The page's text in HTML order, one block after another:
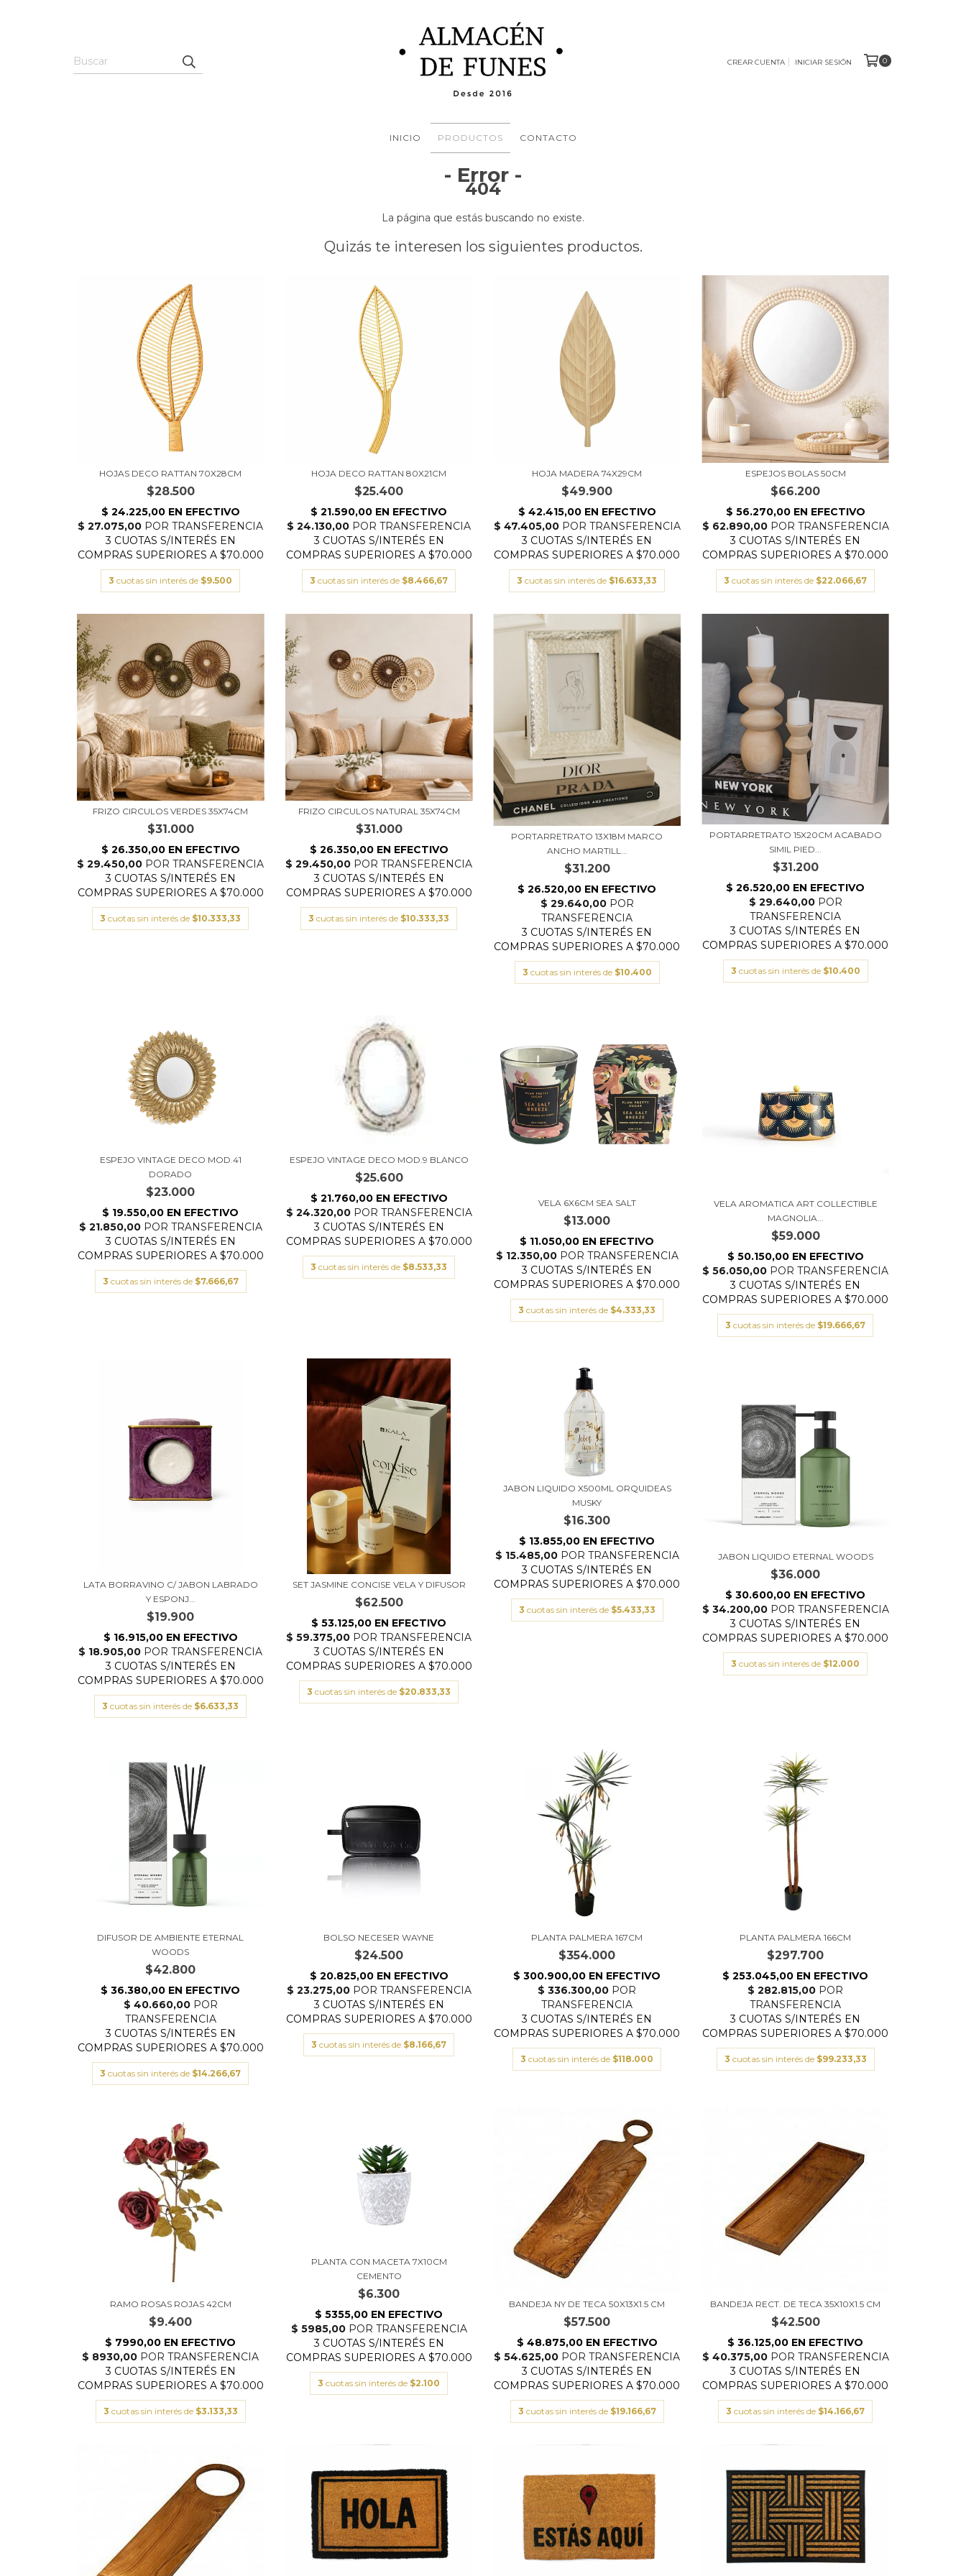
CREAR CUENTA INICIAR SESIÓN 0
INICIO PRODUCTOS CONTACTO
- Error -
404
La página que estás buscando no existe.
Quizás te interesen los siguientes productos.
HOJAS DECO RATTAN 70X28CM
$28.500
3 cuotas sin interés de $9.500
HOJA DECO RATTAN 80X21CM
$25.400
3 cuotas sin interés de $8.466,67
HOJA MADERA 74X29CM
$49.900
3 cuotas sin interés de $16.633,33
ESPEJOS BOLAS 50CM
$66.200
3 cuotas sin interés de $22.066,67
FRIZO CIRCULOS VERDES 35X74CM
$31.000
3 cuotas sin interés de $10.333,33
FRIZO CIRCULOS NATURAL 35X74CM
$31.000
3 cuotas sin interés de $10.333,33
PORTARRETRATO 13X18M MARCO
ANCHO MARTILL...
$31.200
3 cuotas sin interés de $10.400
PORTARRETRATO 15X20CM ACABADO
SIMIL PIED...
$31.200
3 cuotas sin interés de $10.400
ESPEJO VINTAGE DECO MOD.41
DORADO
$23.000
3 cuotas sin interés de $7.666,67
ESPEJO VINTAGE DECO MOD.9 BLANCO
$25.600
3 cuotas sin interés de $8.533,33
VELA 6X6CM SEA SALT
$13.000
3 cuotas sin interés de $4.333,33
VELA AROMATICA ART COLLECTIBLE
MAGNOLIA...
$59.000
3 cuotas sin interés de $19.666,67
LATA BORRAVINO C/ JABON LABRADO
Y ESPONJ...
$19.900
3 cuotas sin interés de $6.633,33
SET JASMINE CONCISE VELA Y DIFUSOR
$62.500
3 cuotas sin interés de $20.833,33
JABON LIQUIDO X500ML ORQUIDEAS
MUSKY
$16.300
3 cuotas sin interés de $5.433,33
JABON LIQUIDO ETERNAL WOODS
$36.000
3 cuotas sin interés de $12.000
DIFUSOR DE AMBIENTE ETERNAL
WOODS
$42.800
3 cuotas sin interés de $14.266,67
BOLSO NECESER WAYNE
$24.500
3 cuotas sin interés de $8.166,67
PLANTA PALMERA 167CM
$354.000
3 cuotas sin interés de $118.000
PLANTA PALMERA 166CM
$297.700
3 cuotas sin interés de $99.233,33
RAMO ROSAS ROJAS 42CM
$9.400
3 cuotas sin interés de $3.133,33
PLANTA CON MACETA 7X10CM
CEMENTO
$6.300
3 cuotas sin interés de $2.100
BANDEJA NY DE TECA 50X13X1.5 CM
$57.500
3 cuotas sin interés de $19.166,67
BANDEJA RECT. DE TECA 35X10X1.5 CM
$42.500
3 cuotas sin interés de $14.166,67